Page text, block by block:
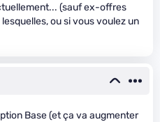
(sauf ex-offres
ou si vous voulez un
Base (et ça va augmenter